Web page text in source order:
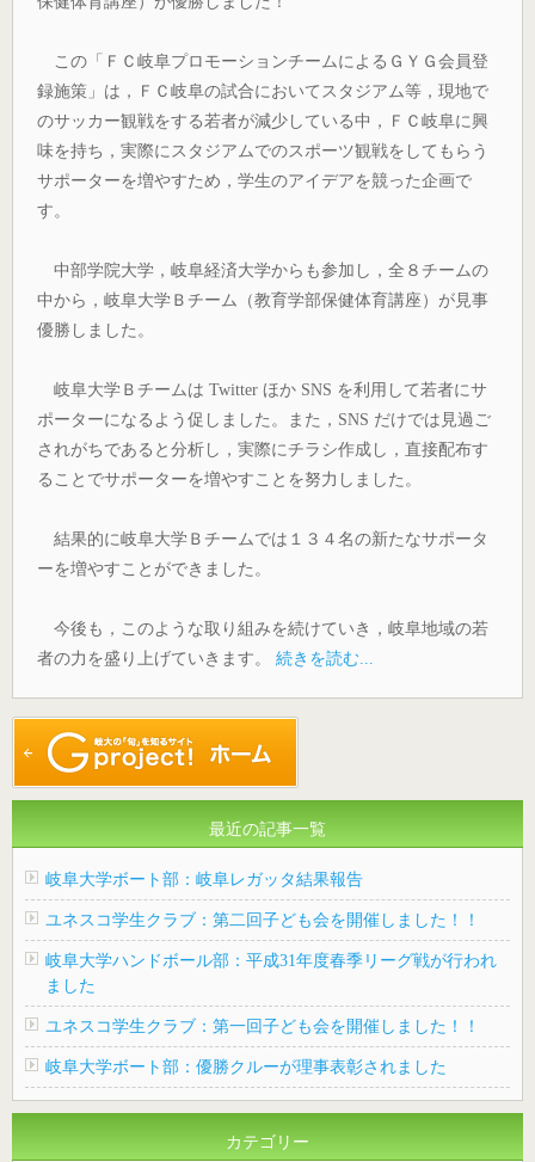
この「ＦＣ岐阜プロモーションチームによるＧＹＧ会員登
録施策」は，ＦＣ岐阜の試合においてスタジアム等，現地で
のサッカー観戦をする若者が減少している中，ＦＣ岐阜に興
味を持ち，実際にスタジアムでのスポーツ観戦をしてもらう
サポーターを増やすため，学生のアイデアを競った企画で
す。
中部学院大学，岐阜経済大学からも参加し，全８チームの
中から，岐阜大学Ｂチーム（教育学部保健体育講座）が見事
優勝しました。
岐阜大学Ｂチームは Twitter ほか SNS を利用して若者にサ
ポーターになるよう促しました。また，SNS だけでは見過ご
されがちであると分析し，実際にチラシ作成し，直接配布す
ることでサポーターを増やすことを努力しました。
結果的に岐阜大学Ｂチームでは１３４名の新たなサポータ
ーを増やすことができました。
今後も，このような取り組みを続けていき，岐阜地域の若
者の力を盛り上げていきます。 続きを読む...
最近の記事一覧
岐阜大学ボート部：岐阜レガッタ結果報告
ユネスコ学生クラブ：第二回子ども会を開催しました！！
岐阜大学ハンドボール部：平成31年度春季リーグ戦が行われ
ました
ユネスコ学生クラブ：第一回子ども会を開催しました！！
岐阜大学ボート部：優勝クルーが理事表彰されました
カテゴリー